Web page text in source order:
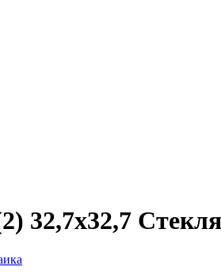
32,7x32,7